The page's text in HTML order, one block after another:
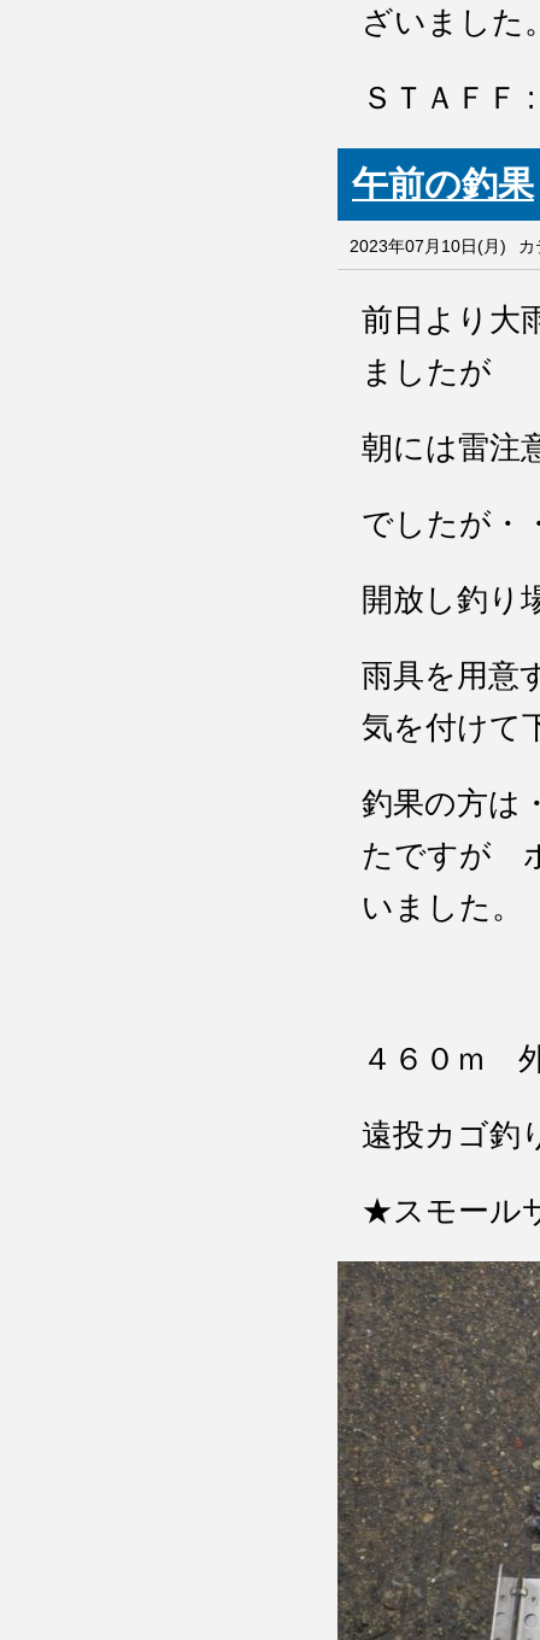
ざいました
ＳＴＡＦＦ
午前の釣果
2023年07月10日(月) カ
前日より大
ましたが
朝には雷注
でしたが・
開放し釣り
雨具を用意
気を付けて
釣果の方は
たですが
いました。
４６０ｍ
遠投カゴ釣
★スモール